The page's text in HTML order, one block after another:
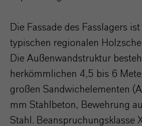
Die Fassade des Fasslagers
typischen regionalen
Die Außenwandstruktur
herkömmlichen 4,5 bis 6
großen Sandwichelementen
mm Stahlbeton, Bewehrung
Stahl. Beanspruchungsklasse